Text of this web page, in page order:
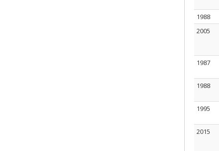
1988
2005
1987
1988
1995
2015